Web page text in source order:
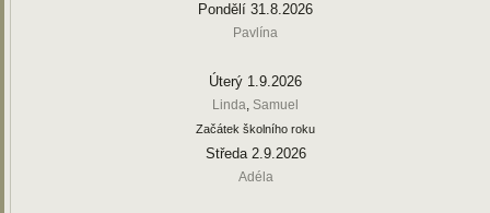
Pondělí 31.8.2026
Pavlína
Úterý 1.9.2026
Linda, Samuel
Začátek školního roku
Středa 2.9.2026
Adéla